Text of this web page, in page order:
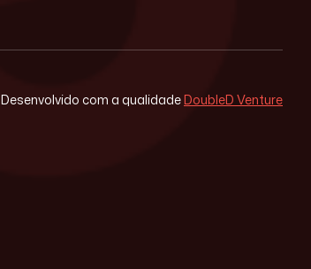
Desenvolvido com a qualidadeDoubleD Venture